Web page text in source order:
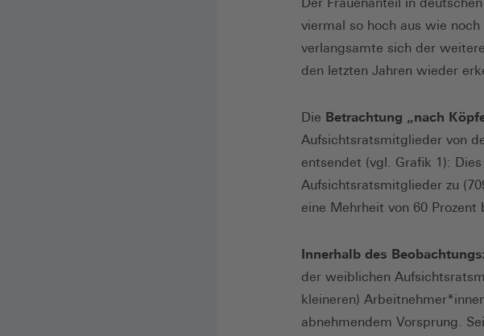
Der Frauenanteil in
viermal so hoch aus wie
verlangsamte sich der
den letzten Jahren wieder
Die Betrachtung „nach
Aufsichtsratsmitglieder von
entsendet (vgl. Grafik 1):
Aufsichtsratsmitglieder zu
eine Mehrheit von 60 Prozent
Innerhalb des
der weiblichen
kleineren)
abnehmendem Vorsprung.